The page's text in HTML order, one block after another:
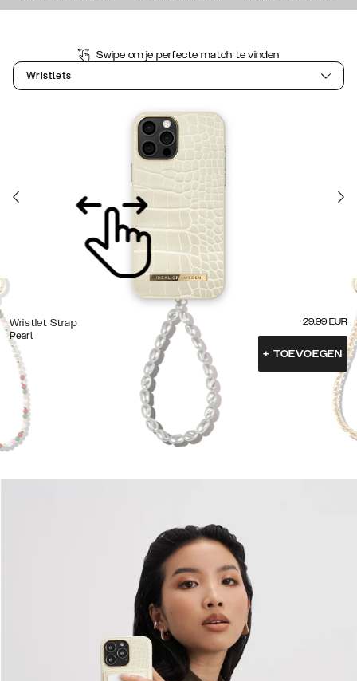
Swipe om je perfecte match te vinden
Wristlets
Wristlet Strap
Pearl
29.99 EUR
+ TOEVOEGEN